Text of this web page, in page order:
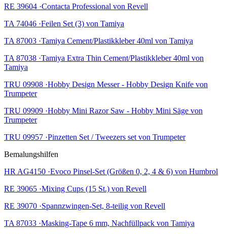
RE 39604 ·Contacta Professional von Revell
TA 74046 ·Feilen Set (3) von Tamiya
TA 87003 ·Tamiya Cement/Plastikkleber 40ml von Tamiya
TA 87038 ·Tamiya Extra Thin Cement/Plastikkleber 40ml von
Tamiya
TRU 09908 ·Hobby Design Messer - Hobby Design Knife von
Trumpeter
TRU 09909 ·Hobby Mini Razor Saw - Hobby Mini Säge von
Trumpeter
TRU 09957 ·Pinzetten Set / Tweezers set von Trumpeter
Bemalungshilfen
HR AG4150 ·Evoco Pinsel-Set (Größen 0, 2, 4 & 6) von Humbrol
RE 39065 ·Mixing Cups (15 St.) von Revell
RE 39070 ·Spannzwingen-Set, 8-teilig von Revell
TA 87033 ·Masking-Tape 6 mm, Nachfüllpack von Tamiya